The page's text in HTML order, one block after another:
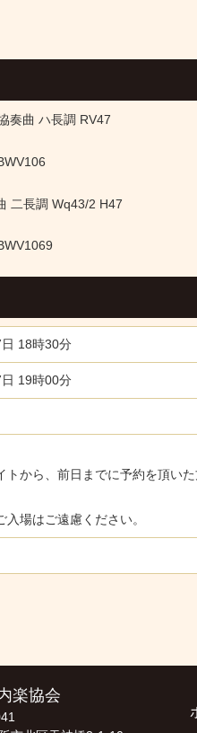
奏曲 ハ長調 RV47
二長調 Wq43/2 H47
18時30分
19時00分
トから、前日までに予約を頂い
入場はご遠慮ください。
楽協会